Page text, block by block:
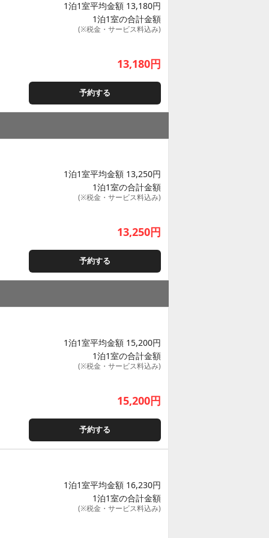
1泊1室平均金額 13,180円
1泊1室の合計金額
(※税金・サービス料込み)
13,180円
予約する
1泊1室平均金額 13,250円
1泊1室の合計金額
(※税金・サービス料込み)
13,250円
予約する
1泊1室平均金額 15,200円
1泊1室の合計金額
(※税金・サービス料込み)
15,200円
予約する
1泊1室平均金額 16,230円
1泊1室の合計金額
(※税金・サービス料込み)